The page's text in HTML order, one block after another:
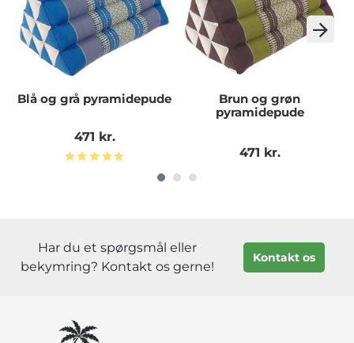
Blå og grå pyramidepude
471 kr.
Brun og grøn
pyramidepude
471 kr.
Har du et spørgsmål eller
bekymring? Kontakt os gerne!
Kontakt os